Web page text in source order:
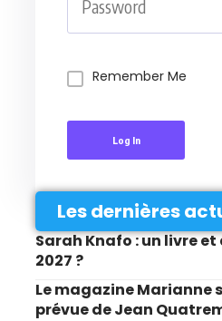
Remember Me
Log In
Les dernières
Sarah Knafo : un livre et
2027 ?
Le magazine Marianne
prévue de Jean